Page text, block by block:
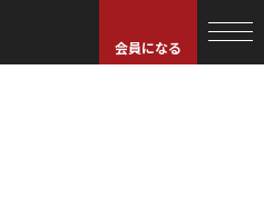
会員になる